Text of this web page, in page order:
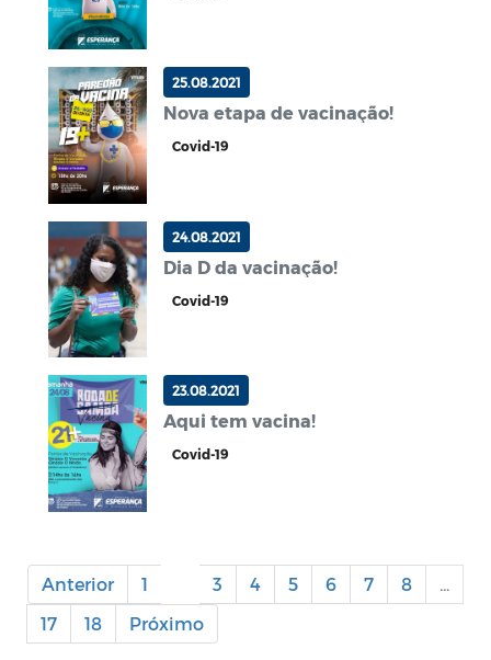
25.08.2021
Nova etapa de vacinação!
Covid-19
24.08.2021
Dia D da vacinação!
Covid-19
23.08.2021
Aqui tem vacina!
Covid-19
Anterior 1 3 4 5 6 7 8
...
17
18 Próximo